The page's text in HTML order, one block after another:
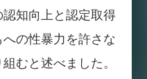
知向上と認定取得
の性暴力を許さな
むと述べました。